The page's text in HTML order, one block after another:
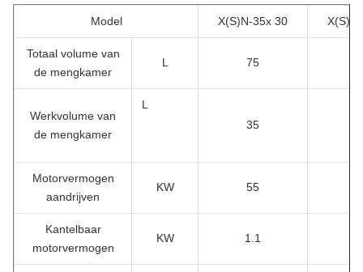
Model X(S)N-35x 30
Totaal volume van
de mengkamer
L 75
Werkvolume van
de mengkamer
L
35
Motorvermogen
aandrijven
KW 55
Kantelbaar
motorvermogen
KW 1.1